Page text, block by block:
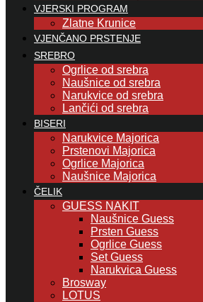
VJERSKI PROGRAM
Zlatne Krunice
VJENČANO PRSTENJE
SREBRO
Ogrlice od srebra
Naušnice od srebra
Narukvice od srebra
Lančići od srebra
BISERI
Narukvice Majorica
Prstenovi Majorica
Ogrlice Majorica
Naušnice Majorica
ČELIK
GUESS NAKIT
Naušnice Guess
Prsten Guess
Ogrlice Guess
Set Guess
Narukvica Guess
Brosway
LOTUS